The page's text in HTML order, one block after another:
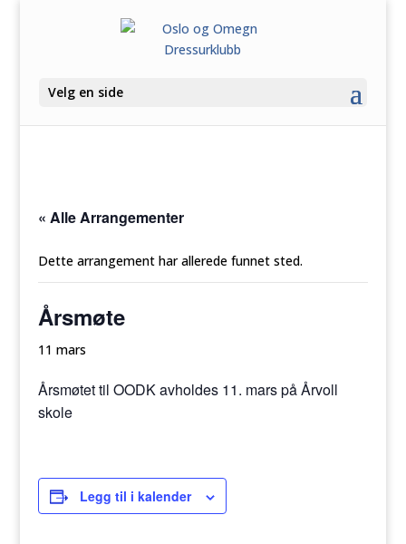
Velg en side
« Alle Arrangementer
Dette arrangement har allerede funnet sted.
Årsmøte
11 mars
Årsmøtet til OODK avholdes 11. mars på Årvoll
skole
Legg til i kalender